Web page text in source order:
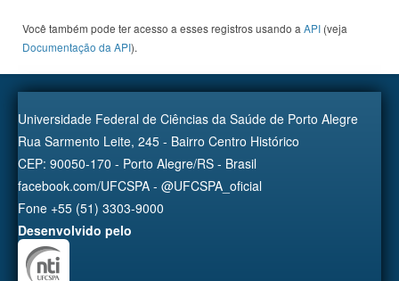
Você também pode ter acesso a esses registros usando a API (veja
Documentação da API).
Universidade Federal de Ciências da Saúde de Porto Alegre
Rua Sarmento Leite, 245 - Bairro Centro Histórico
CEP: 90050-170 - Porto Alegre/RS - Brasil
facebook.com/UFCSPA - @UFCSPA_oficial
Fone +55 (51) 3303-9000
Desenvolvido pelo